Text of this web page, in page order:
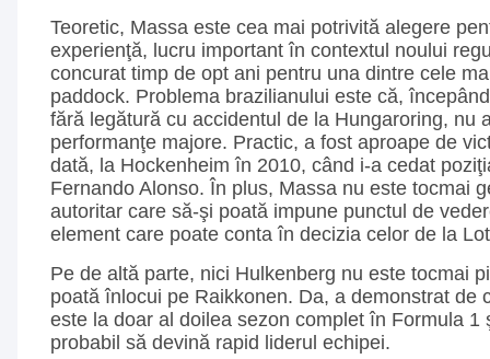
Teoretic, Massa este cea mai potrivită alegere
experienţă, lucru important în contextul noului
concurat timp de opt ani pentru una dintre cele
paddock. Problema brazilianului este că,
fără legătură cu accidentul de la Hungaroring, nu
performanţe majore. Practic, a fost aproape de
dată, la Hockenheim în 2010, când i-a cedat
Fernando Alonso. În plus, Massa nu este tocmai
autoritar care să-şi poată impune punctul de
element care poate conta în decizia celor de la
Pe de altă parte, nici Hulkenberg nu este tocmai
poată înlocui pe Raikkonen. Da, a demonstrat de
este la doar al doilea sezon complet în Formula 1
probabil să devină rapid liderul echipei.